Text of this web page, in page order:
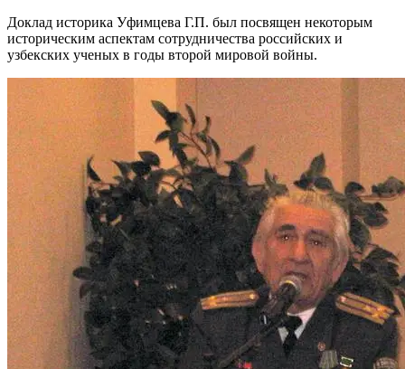
Доклад историка Уфимцева Г.П. был посвящен некоторым
историческим аспектам сотрудничества российских и
узбекских ученых в годы второй мировой войны.